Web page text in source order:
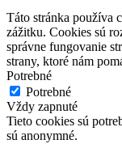
Táto stránka používa
zážitku. Cookies sú
správne fungovanie
strany, ktoré nám
Potrebné
Potrebné
Vždy zapnuté
Tieto cookies sú
sú anonymné.